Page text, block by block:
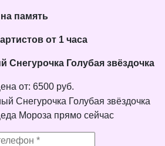
память
от 1 часа
Снегурочка Голубая звёздочка
от: 6500 руб.
Мороза прямо сейчас